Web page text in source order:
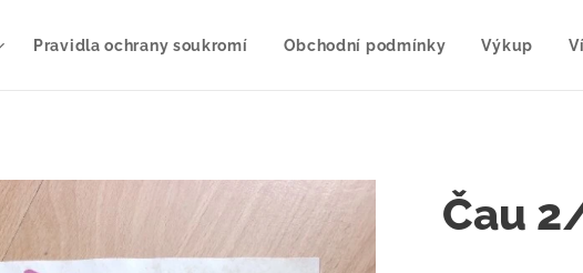
Pravidla ochrany soukromí Obchodní podmínky Výkup
Čau